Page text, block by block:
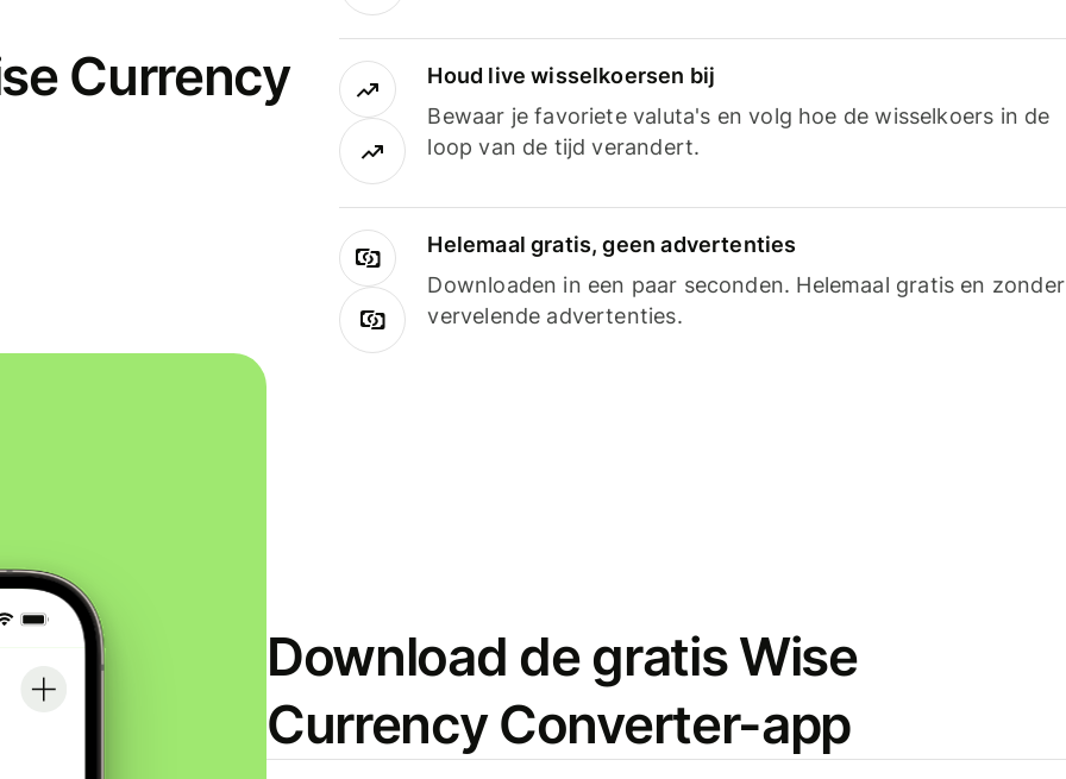
Currency
Houd live wisselkoersen bij
Bewaar je favoriete valuta's en volg hoe de wisselkoers in de
loop van de tijd verandert.
Helemaal gratis, geen advertenties
Downloaden in een paar seconden. Helemaal gratis en zonder
vervelende advertenties.
Download de gratis Wise
Currency Converter-app